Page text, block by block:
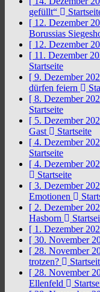
gefüllt“
[ 12. Dezember
Borussias
[ 12. Dezember
[ 11. Dezember
Startseite
[ 9. Dezember
dürfen feiern
[ 8. Dezember
Startseite
[ 5. Dezember
Gast
Startseite
[ 4. Dezember
Startseite
[ 4. Dezember
Startseite
[ 3. Dezember
Emotionen
[ 2. Dezember
Hasborn
[ 1. Dezember
[ 30. November
[ 28. November
trotzen?
[ 28. November
Ellenfeld